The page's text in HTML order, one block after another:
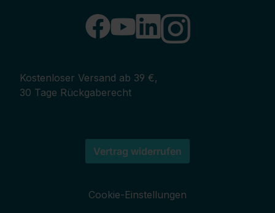
Kostenloser Versand ab 39 €,
30 Tage Rückgaberecht
Vertrag widerrufen
Cookie-Einstellungen